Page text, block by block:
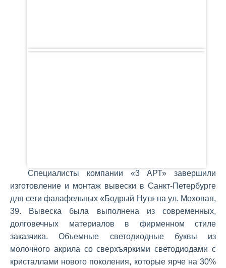
Специалисты компании «3 АРТ» завершили
изготовление и монтаж вывески в Санкт-Петербурге
для сети фалафельных «Бодрый Нут» на ул. Моховая,
39. Вывеска была выполнена из современных,
долговечных материалов в фирменном стиле
заказчика. Объемные светодиодные буквы из
молочного акрила со сверхъяркими светодиодами с
кристаллами нового поколения, которые ярче на 30%